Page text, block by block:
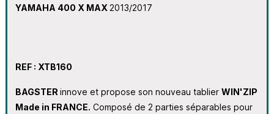
YAMAHA 400 X MAX 2013/2017
REF : XTB160
BAGSTER innove et propose son nouveau tablier WIN'ZIP
Made in FRANCE. Composé de 2 parties séparables pour